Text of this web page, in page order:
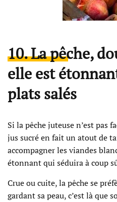
10. La pêche,
elle est
plats salés
Si la pêche juteuse n’est pas
jus sucré en fait un atout de
accompagner les viandes
étonnant qui séduira à coup
Crue ou cuite, la pêche se
gardant sa peau, c’est là que